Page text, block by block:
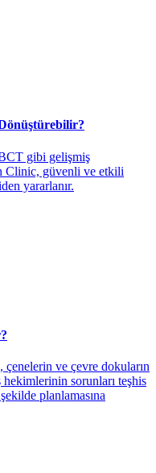
gibi gelişmiş
Clinic, güvenli ve etkili
yararlanır.
ve çevre dokuların
sorunları teşhis
planlamasına